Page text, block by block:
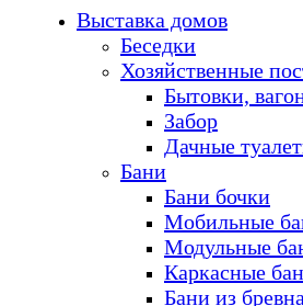
Выставка домов
Беседки
Хозяйственные
Бытовки,
Забор
Дачные
Бани
Бани бочки
Мобильные
Модульные
Каркасные
Бани из бревна